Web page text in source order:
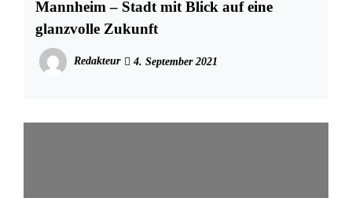
Mannheim – Stadt mit Blick auf eine
glanzvolle Zukunft
Redakteur 4. September 2021